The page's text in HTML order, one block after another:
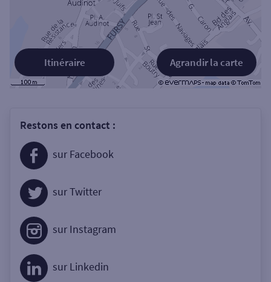
Agrandir la carte
Itinéraire
Restons en contact :
sur Facebook
sur Twitter
sur Instagram
sur Linkedin